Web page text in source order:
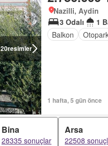
20resimler
Nazilli, Aydin
3 Odalı
1
Balkon
1 hafta, 5 gün önce
Bina
28335 sonuçlar
Arsa
22508